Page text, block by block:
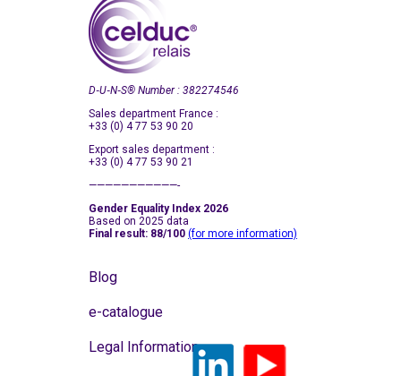
D‑U‑N‑S® Number : 382274546
Sales department France :
+33 (0) 4 77 53 90 20
Export sales department :
+33 (0) 4 77 53 90 21
———————————-
Gender Equality Index 2026
Based on 2025 data
Final result: 88/100 (for more information)
Blog
e-catalogue
Legal Information